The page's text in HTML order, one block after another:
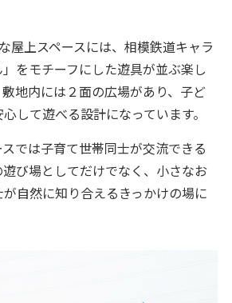
屋上スペースには、相模鉄道キャラ
をモチーフにした遊具が並ぶ楽し
地内には２面の広場があり、子ど
して遊べる設計になっています。
では子育て世帯同士が交流できる
び場としてだけでなく、小さなお
自然に知り合えるきっかけの場に